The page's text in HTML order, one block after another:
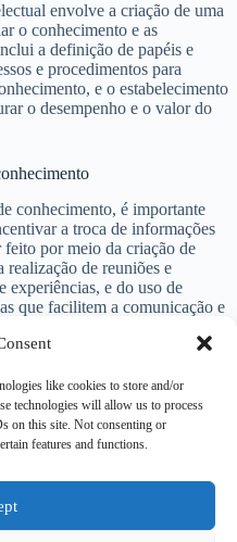
like cookies to store and/or
technologies will allow us to process
on this site. Not consenting or
features and functions.
envolve a criação de uma
o conhecimento e as
a definição de papéis e
e procedimentos para
e o estabelecimento
o desempenho e o valor do
conhecimento, é importante
a troca de informações
feito por meio da criação de
realização de reuniões e
experiências, e do uso de
que facilitem a comunicação e
desafio que muitas organizações
abordagem estratégica na gestão
distorção e aproveitar ao máximo
e promover o
medidas essenciais para
da empresa.